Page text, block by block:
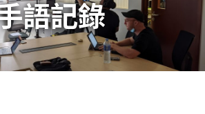
語記錄